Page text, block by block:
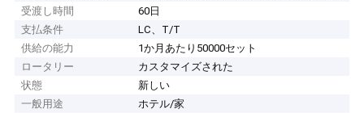
受渡し時間
60日
支払条件
LC、T/T
供給の能力
1か月あたり50000セット
ロータリー
カスタマイズされた
状態
新しい
一般用途
ホテル/家